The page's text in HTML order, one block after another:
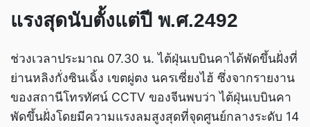
แรงสุดนับตั้งแต่ปี พ.ศ.2492
ช่วงเวลาประมาณ 07.30 น. ไต้ฝุ่นเบบินคาได้พัดขึ้นฝั่งที่
ย่านหลิงกั่งซินเฉิ้ง เขตผู่ตง นครเซี่ยงไฮ้ ซึ่งจากรายงาน
ของสถานีโทรทัศน์ CCTV ของจีนพบว่า ไต้ฝุ่นเบบินคา
พัดขึ้นฝั่งโดยมีความแรงลมสูงสุดที่จุดศูนย์กลางระดับ 14